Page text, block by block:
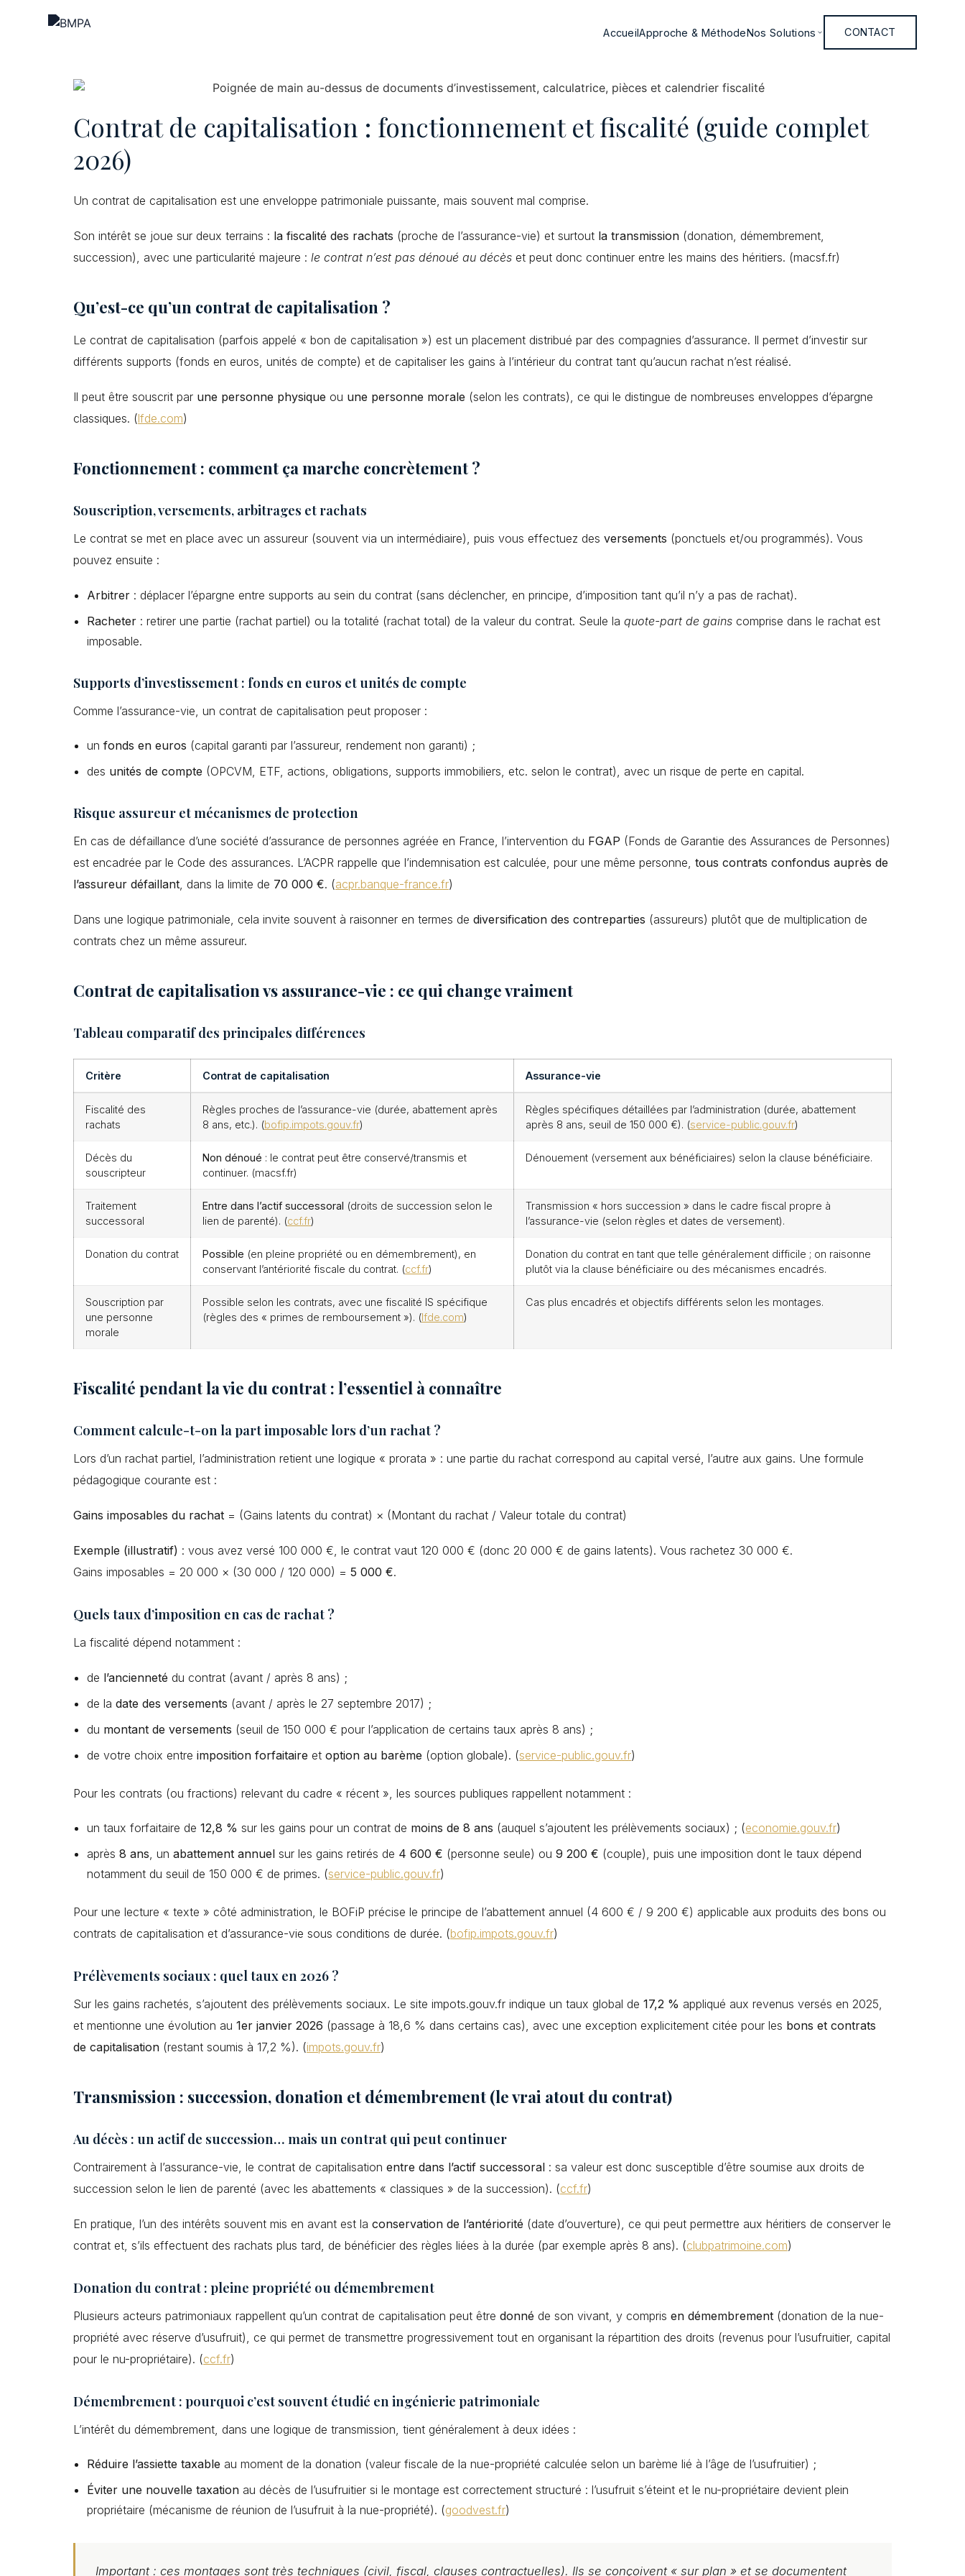
AccueilApproche & MéthodeNos Solutions CONTACT
Contrat de capitalisation : fonctionnement et fiscalité (guide complet
2026)
Un contrat de capitalisation est une enveloppe patrimoniale puissante, mais souvent mal comprise.
Son intérêt se joue sur deux terrains : la fiscalité des rachats (proche de l’assurance-vie) et surtout la transmission (donation, démembrement,
succession), avec une particularité majeure : le contrat n’est pas dénoué au décès et peut donc continuer entre les mains des héritiers. (macsf.fr)
Qu’est-ce qu’un contrat de capitalisation ?
Le contrat de capitalisation (parfois appelé « bon de capitalisation ») est un placement distribué par des compagnies d’assurance. Il permet d’investir sur
différents supports (fonds en euros, unités de compte) et de capitaliser les gains à l’intérieur du contrat tant qu’aucun rachat n’est réalisé.
Il peut être souscrit par une personne physique ou une personne morale (selon les contrats), ce qui le distingue de nombreuses enveloppes d’épargne
classiques. (lfde.com)
Fonctionnement : comment ça marche concrètement ?
Souscription, versements, arbitrages et rachats
Le contrat se met en place avec un assureur (souvent via un intermédiaire), puis vous effectuez des versements (ponctuels et/ou programmés). Vous
pouvez ensuite :
Arbitrer : déplacer l’épargne entre supports au sein du contrat (sans déclencher, en principe, d’imposition tant qu’il n’y a pas de rachat).
Racheter : retirer une partie (rachat partiel) ou la totalité (rachat total) de la valeur du contrat. Seule laquote-part de gains comprise dans le rachat est
imposable.
Supports d’investissement : fonds en euros et unités de compte
Comme l’assurance-vie, un contrat de capitalisation peut proposer :
unfonds en euros (capital garanti par l’assureur, rendement non garanti) ;
des unités de compte (OPCVM, ETF, actions, obligations, supports immobiliers, etc. selon le contrat), avec un risque de perte en capital.
Risque assureur et mécanismes de protection
En cas de défaillance d’une société d’assurance de personnes agréée en France, l’intervention du FGAP (Fonds de Garantie des Assurances de Personnes)
est encadrée par le Code des assurances. L’ACPR rappelle que l’indemnisation est calculée, pour une même personne, tous contrats confondus auprès de
l’assureur défaillant , dans la limite de 70 000 €. (acpr.banque-france.fr)
Dans une logique patrimoniale, cela invite souvent à raisonner en termes de diversification des contreparties (assureurs) plutôt que de multiplication de
contrats chez un même assureur.
Contrat de capitalisation vs assurance-vie : ce qui change vraiment
Tableau comparatif des principales différences
Critère Contrat de capitalisation Assurance-vie
Fiscalité des
rachats
Règles proches de l’assurance-vie (durée, abattement après
8 ans, etc.). (bofip.impots.gouv.fr)
Règles spécifiques détaillées par l’administration (durée, abattement
après 8 ans, seuil de 150 000 €). (service-public.gouv.fr)
Décès du
souscripteur
Non dénoué : le contrat peut être conservé/transmis et
continuer. (macsf.fr)
Dénouement (versement aux bénéficiaires) selon la clause bénéficiaire.
Traitement
successoral
Entre dans l’actif successoral (droits de succession selon le
lien de parenté). (ccf.fr)
Transmission « hors succession » dans le cadre fiscal propre à
l’assurance-vie (selon règles et dates de versement).
Donation du contrat Possible (en pleine propriété ou en démembrement), en
conservant l’antériorité fiscale du contrat. (ccf.fr)
Donation du contrat en tant que telle généralement difficile ; on raisonne
plutôt via la clause bénéficiaire ou des mécanismes encadrés.
Souscription par
une personne
morale
Possible selon les contrats, avec une fiscalité IS spécifique
(règles des « primes de remboursement »). (lfde.com)
Cas plus encadrés et objectifs différents selon les montages.
Fiscalité pendant la vie du contrat : l’essentiel à connaître
Comment calcule-t-on la part imposable lors d’un rachat ?
Lors d’un rachat partiel, l’administration retient une logique « prorata » : une partie du rachat correspond au capital versé, l’autre aux gains. Une formule
pédagogique courante est :
Gains imposables du rachat = (Gains latents du contrat) × (Montant du rachat / Valeur totale du contrat)
Exemple (illustratif) : vous avez versé 100 000 €, le contrat vaut 120 000 € (donc 20 000 € de gains latents). Vous rachetez 30 000 €.
Gains imposables = 20 000 × (30 000 / 120 000) = 5 000 €.
Quels taux d’imposition en cas de rachat ?
La fiscalité dépend notamment :
de l’ancienneté du contrat (avant / après 8 ans) ;
de ladate des versements (avant / après le 27 septembre 2017) ;
du montant de versements (seuil de 150 000 € pour l’application de certains taux après 8 ans) ;
de votre choix entreimposition forfaitaire etoption au barème (option globale). (service-public.gouv.fr)
Pour les contrats (ou fractions) relevant du cadre « récent », les sources publiques rappellent notamment :
un taux forfaitaire de12,8 % sur les gains pour un contrat de moins de 8 ans (auquel s’ajoutent les prélèvements sociaux) ; (economie.gouv.fr)
après8 ans , unabattement annuel sur les gains retirés de 4 600 € (personne seule) ou9 200 € (couple), puis une imposition dont le taux dépend
notamment du seuil de 150 000 € de primes. (service-public.gouv.fr)
Pour une lecture « texte » côté administration, le BOFiP précise le principe de l’abattement annuel (4 600 € / 9 200 €) applicable aux produits des bons ou
contrats de capitalisation et d’assurance-vie sous conditions de durée. (bofip.impots.gouv.fr)
Prélèvements sociaux : quel taux en 2026 ?
Sur les gains rachetés, s’ajoutent des prélèvements sociaux. Le site impots.gouv.fr indique un taux global de 17,2 % appliqué aux revenus versés en 2025,
et mentionne une évolution au 1er janvier 2026 (passage à 18,6 % dans certains cas), avec une exception explicitement citée pour les bons et contrats
de capitalisation (restant soumis à 17,2 %). (impots.gouv.fr)
Transmission : succession, donation et démembrement (le vrai atout du contrat)
Au décès : un actif de succession… mais un contrat qui peut continuer
Contrairement à l’assurance-vie, le contrat de capitalisation entre dans l’actif successoral : sa valeur est donc susceptible d’être soumise aux droits de
succession selon le lien de parenté (avec les abattements « classiques » de la succession). (ccf.fr)
En pratique, l’un des intérêts souvent mis en avant est la conservation de l’antériorité (date d’ouverture), ce qui peut permettre aux héritiers de conserver le
contrat et, s’ils effectuent des rachats plus tard, de bénéficier des règles liées à la durée (par exemple après 8 ans). (clubpatrimoine.com)
Donation du contrat : pleine propriété ou démembrement
Plusieurs acteurs patrimoniaux rappellent qu’un contrat de capitalisation peut être donné de son vivant, y compris en démembrement (donation de la nue-
propriété avec réserve d’usufruit), ce qui permet de transmettre progressivement tout en organisant la répartition des droits (revenus pour l’usufruitier, capital
pour le nu-propriétaire). (ccf.fr)
Démembrement : pourquoi c’est souvent étudié en ingénierie patrimoniale
L’intérêt du démembrement, dans une logique de transmission, tient généralement à deux idées :
Réduire l’assiette taxable au moment de la donation (valeur fiscale de la nue-propriété calculée selon un barème lié à l’âge de l’usufruitier) ;
Éviter une nouvelle taxation au décès de l’usufruitier si le montage est correctement structuré : l’usufruit s’éteint et le nu-propriétaire devient plein
propriétaire (mécanisme de réunion de l’usufruit à la nue-propriété). (goodvest.fr)
Important : ces montages sont très techniques (civil, fiscal, clauses contractuelles). Ils se conçoivent « sur plan » et se documentent